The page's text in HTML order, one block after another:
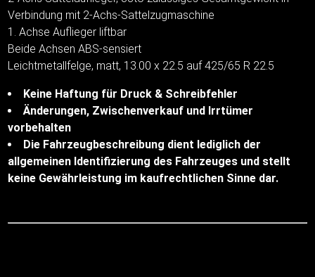
Verbindung mit 2-Achs-Sattelzugmaschine
1. Achse Auflieger liftbar
Beide Achsen ABS-sensiert
Leichtmetallfelge, matt, 13.00 x 22.5 auf 425/65 R 22.5
Keine Haftung für Druck & Schreibfehler
Änderungen, Zwischenverkauf und Irrtümer
vorbehalten
Die Fahrzeugbeschreibung dient lediglich der
allgemeinen Identifizierung des Fahrzeuges und stellt
keine Gewährleistung im kaufrechtlichen Sinne dar.